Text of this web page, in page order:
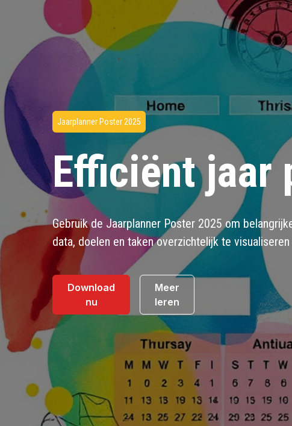
Jaarplanner Poster 2025
Efficiënt jaar
Gebruik de Jaarplanner Poster 2025 om
data, doelen en taken overzichtelijk te
Download
nu
Meer
leren